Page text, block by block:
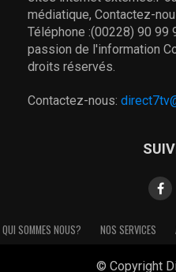
médiatique, Contactez-
Téléphone :(00228) 90
passion de l'information
droits réservés.
Contactez-nous:
QUI SOMMES NOUS? NOS SERVICES
© Copyright